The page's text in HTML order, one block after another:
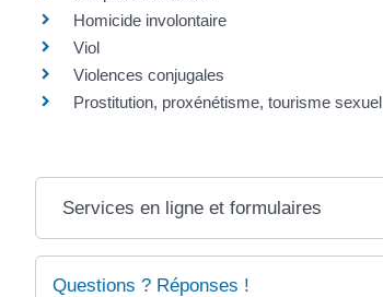
Homicide involontaire
Viol
Violences conjugales
Prostitution, proxénétisme, tourisme sexuel
Services en ligne et formulaires
Questions ? Réponses !